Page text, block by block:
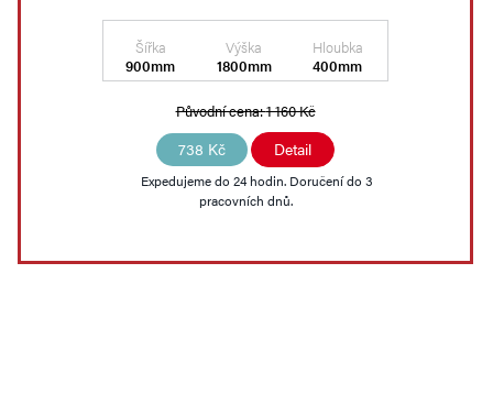
Šířka
900mm
Výška
1800mm
Hloubka
400mm
Původní cena:1 160 Kč
738 Kč Detail
Expedujeme do 24 hodin. Doručení do 3
pracovních dnů.